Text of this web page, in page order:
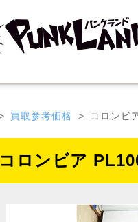
買取参考価格 コロンビ
コロンビア